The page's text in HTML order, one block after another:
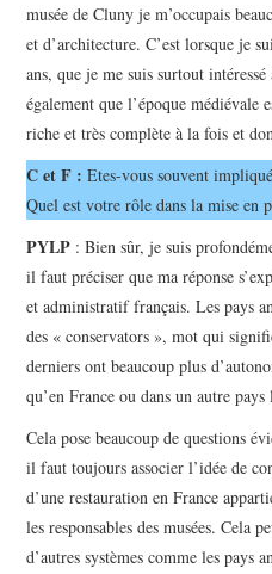
musée de Cluny je m’occupais
et d’architecture. C’est lorsque je
ans, que je me suis surtout
également que l’époque médiévale
riche et très complète à la fois et
C et F :Etes-vous souvent
Quel est votre rôle dans la mise en
PYLP : Bien sûr, je suis
il faut préciser que ma réponse
et administratif français. Les pays
des « conservators », mot qui
derniers ont beaucoup plus
qu’en France ou dans un autre pays
Cela pose beaucoup de questions
il faut toujours associer l’idée de
d’une restauration en France
les responsables des musées. Cela
d’autres systèmes comme les pays